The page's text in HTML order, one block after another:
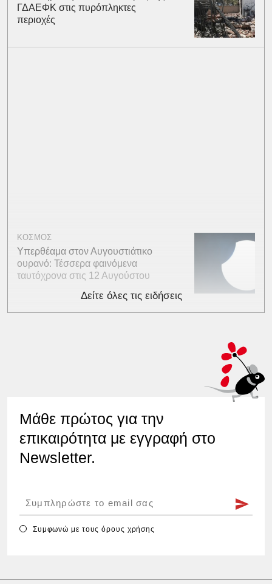
ΓΔΑΕΦΚ στις πυρόπληκτες
περιοχές
ΚΟΣΜΟΣ
Υπερθέαμα στον Αυγουστιάτικο
ουρανό: Τέσσερα φαινόμενα
ταυτόχρονα στις 12 Αυγούστου
Δείτε όλες τις ειδήσεις
Μάθε πρώτος για την
επικαιρότητα με εγγραφή στο
Newsletter.
Συμφωνώ με τουςόρους χρήσης